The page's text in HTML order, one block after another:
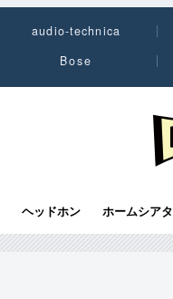
audio-technica
Bose
ヘッドホン ホームシア